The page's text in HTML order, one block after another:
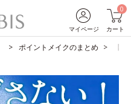
マイページ
0
カート
ポイントメイクのまとめ 【